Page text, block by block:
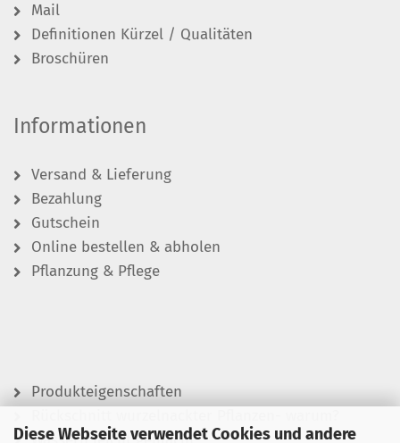
Diese Webseite verwendet Cookies und andere
Mail
Definitionen Kürzel / Qualitäten
Broschüren
Informationen
Versand & Lieferung
Bezahlung
Gutschein
Online bestellen & abholen
Pflanzung & Pflege
Produkteigenschaften